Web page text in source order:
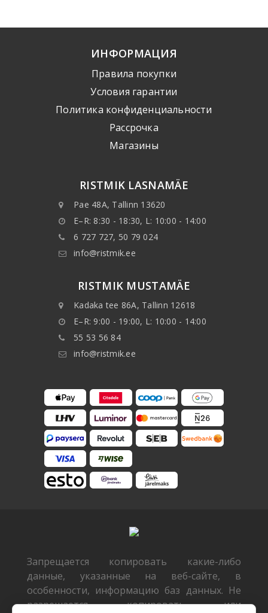
ИНФОРМАЦИЯ
Правила покупки
Условия гарантии
Политика конфиденциальности
Рассрочка
Mагазины
RISTMIK LASNAMÄE
Pae 48A, Tallinn 13620
E–R: 8:30 - 18:30, L: 10:00 - 14:00
6 727 727, 50 79 024
info@ristmik.ee
RISTMIK MUSTAMÄE
Kadaka tee 86A, Tallinn 12618
E–R: 9:00 - 19:00, L: 10:00 - 14:00
55 53 56 84
info@ristmik.ee
Запрещается копировать какие-либо
данные, указанные на веб-сайте, в
особенности, информацию баз данных. Не
разрешается копировать или